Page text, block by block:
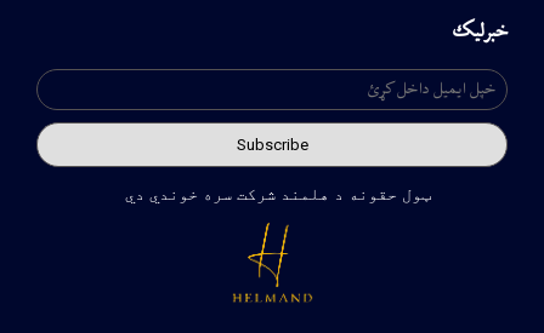
خبرلیک
ټول حقونه د هلمند شرکت سره خوندي دي